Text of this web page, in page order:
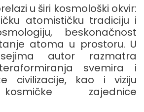
u širi kosmološki okvir:
atomističku tradiciju i
, beskonačnost
atoma u prostoru. U
autor razmatra
teraformiranja svemira i
civilizacije, kao iviziju
kosmičke zajednice